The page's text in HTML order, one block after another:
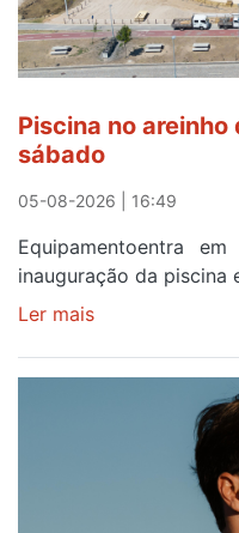
menos
de
24
após
campanha
reforço
Piscina no
sábado
05-08-2026 | 16:49
Equipamentoentra
inauguração da piscina
Ler mais
no